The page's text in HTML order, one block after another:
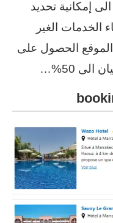
إمكانية تحديد
الخدمات الغير
الحصول على
50%…